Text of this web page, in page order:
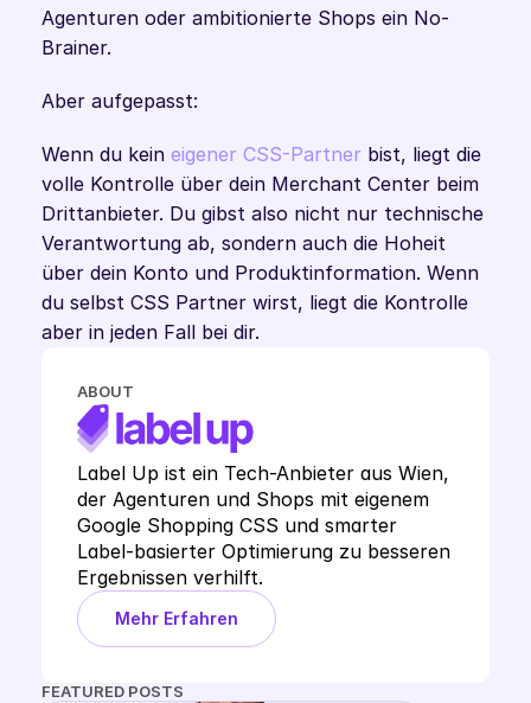
Agenturen oder ambitionierte Shops ein No-
Brainer.
Aber aufgepasst:
Wenn du kein eigener CSS-Partner bist, liegt die
volle Kontrolle über dein Merchant Center beim
Drittanbieter. Du gibst also nicht nur technische
Verantwortung ab, sondern auch die Hoheit
über dein Konto und Produktinformation. Wenn
du selbst CSS Partner wirst, liegt die Kontrolle
aber in jeden Fall bei dir.
ABOUT
Label Up ist ein Tech-Anbieter aus Wien,
der Agenturen und Shops mit eigenem
Google Shopping CSS und smarter
Label-basierter Optimierung zu besseren
Ergebnissen verhilft.
Mehr Erfahren
FEATURED POSTS